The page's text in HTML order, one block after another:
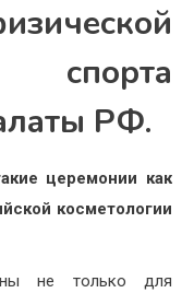
РФ.
церемонии как
косметологии
не только для